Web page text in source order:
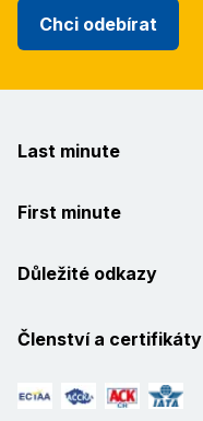
Chci odebírat
Last minute
First minute
Důležité odkazy
Členství a certifikáty